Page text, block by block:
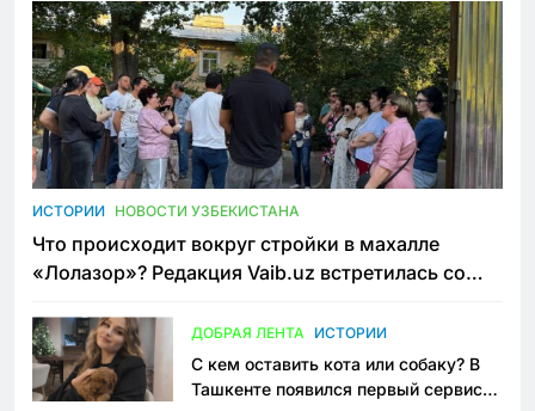
ИСТОРИИ НОВОСТИ УЗБЕКИСТАНА
Что происходит вокруг стройки в махалле
«Лолазор»? Редакция Vaib.uz встретилась со
ДОБРАЯ ЛЕНТА ИСТОРИИ
С кем оставить кота или собаку? В
Ташкенте появился первый сервис